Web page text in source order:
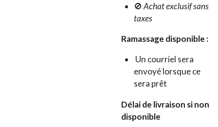
🚫Achat exclusif sans
taxes
Ramassage disponible :
Un courriel sera
envoyé lorsque ce
sera prêt
Délai de livraison si non
disponible